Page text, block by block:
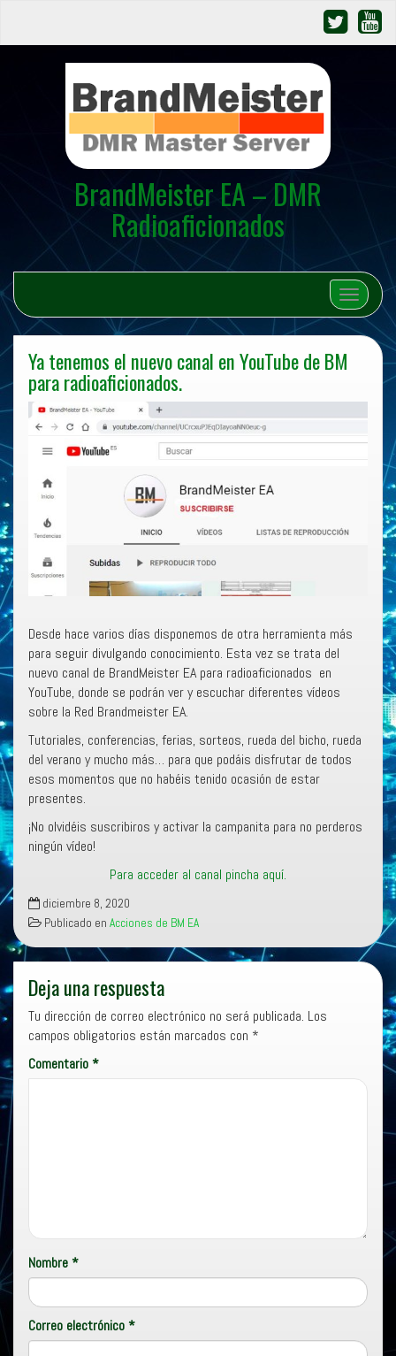
BrandMeister EA – DMR
Radioaficionados
Cambiar
Ya tenemos el nuevo canal en YouTube de BM
para radioaficionados.
Desde hace varios días disponemos de otra herramienta más
para seguir divulgando conocimiento. Esta vez se trata del
nuevo canal de BrandMeister EA para radioaficionados en
YouTube, donde se podrán ver y escuchar diferentes vídeos
sobre la Red Brandmeister EA.
Tutoriales, conferencias, ferias, sorteos, rueda del bicho, rueda
del verano y mucho más… para que podáis disfrutar de todos
esos momentos que no habéis tenido ocasión de estar
presentes.
¡No olvidéis suscribiros y activar la campanita para no perderos
ningún vídeo!
Para acceder al canal pincha aquí.
diciembre 8, 2020
Publicado en Acciones de BM EA
Deja una respuesta
Tu dirección de correo electrónico no será publicada. Los
campos obligatorios están marcados con *
Comentario*
Nombre*
Correo electrónico*